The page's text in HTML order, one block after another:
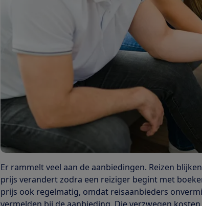
Er rammelt veel aan de aanbiedingen. Reizen
prijs verandert zodra een reiziger begint met
prijs ook regelmatig, omdat reisaanbieders